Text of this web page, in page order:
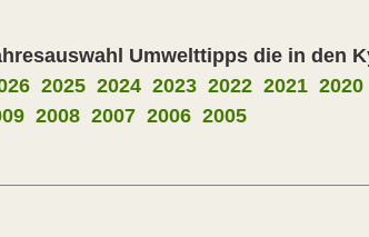
Umwelttipps die in den
2025 2024 2023 2022 2021 2020
2008 2007 2006 2005